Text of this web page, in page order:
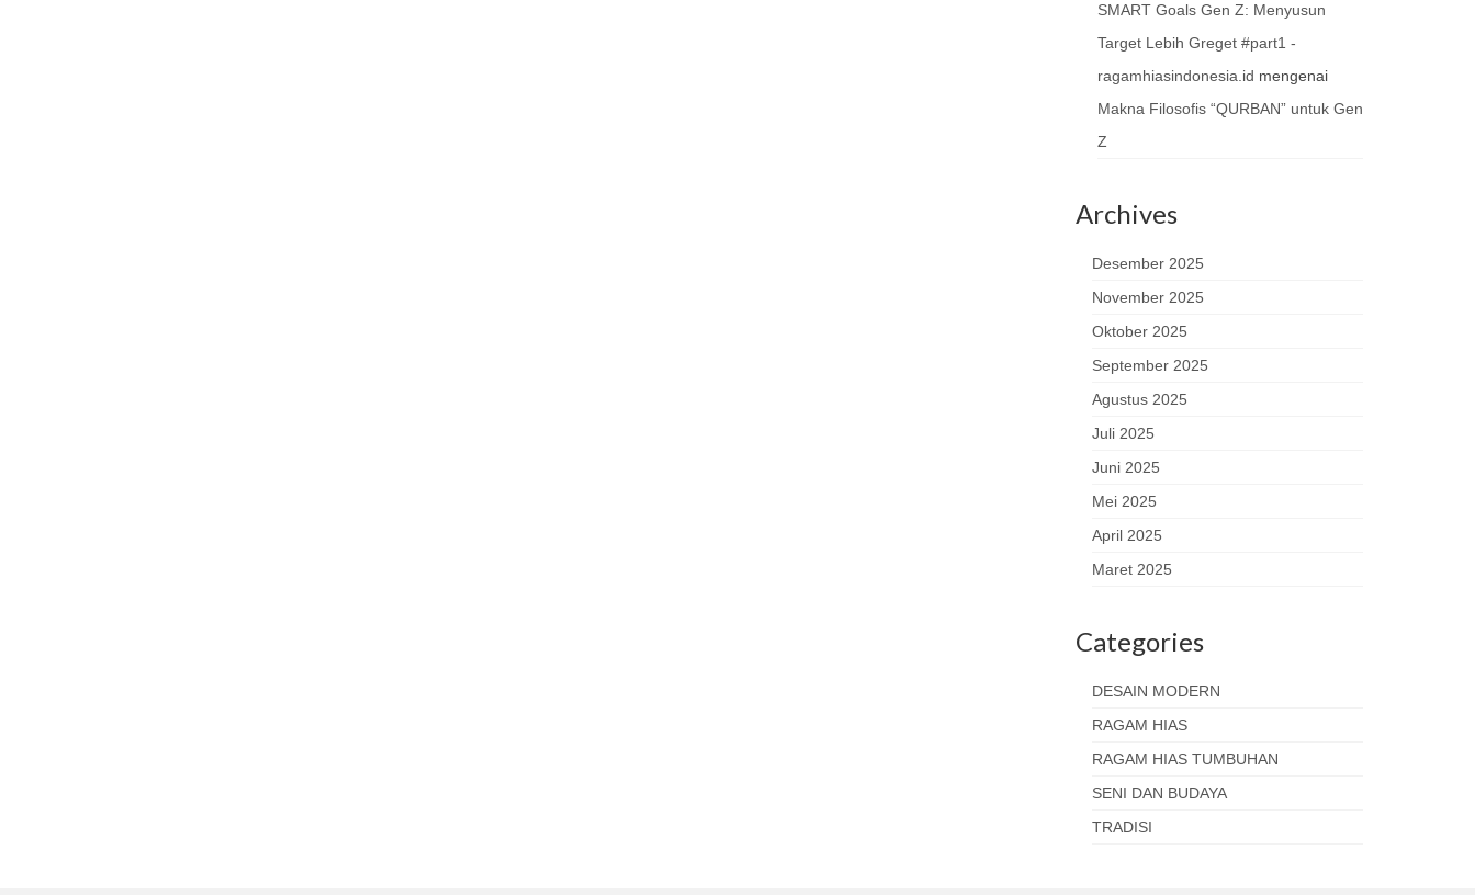
SMART Goals Gen Z: Menyusun
Target Lebih Greget #part1 -
ragamhiasindonesia.id mengenai
Makna Filosofis “QURBAN” untuk Gen
Z
Archives
Desember 2025
November 2025
Oktober 2025
September 2025
Agustus 2025
Juli 2025
Juni 2025
Mei 2025
April 2025
Maret 2025
Categories
DESAIN MODERN
RAGAM HIAS
RAGAM HIAS TUMBUHAN
SENI DAN BUDAYA
TRADISI